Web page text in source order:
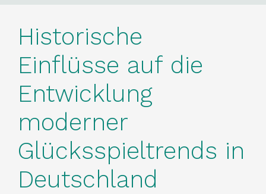
Historische
Einflüsse auf die
Entwicklung
moderner
Glücksspieltrends in
Deutschland